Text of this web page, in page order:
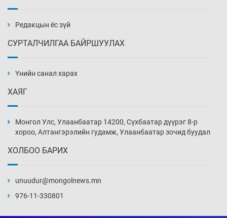
Уржигдар 14 цаг 00 мин
нэмэгджээ
Уржигдар 13 цаг 30 мин
Уржигдар 13 цаг 00 мин
Редакцын ёс зүй
СУРТАЛЧИЛГАА БАЙРШУУЛАХ
Үнийн санал харах
ХАЯГ
Монгол Улс, Улаанбаатар 14200, Сүхбаатар дүүрэг 8-р
хороо, Алтангэрэлийн гудамж, Улаанбаатар зочид буудал
ХОЛБОО БАРИХ
unuudur@mongolnews.mn
976-11-330801